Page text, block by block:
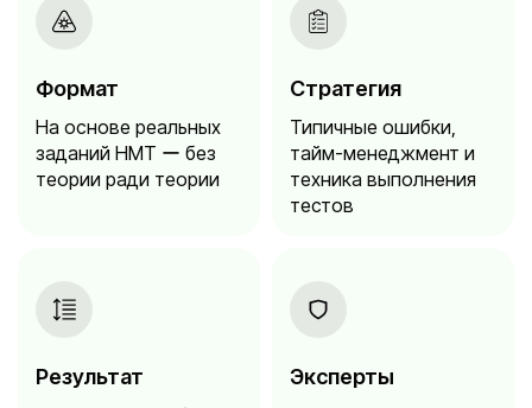
Формат
На основе реальных
заданий НМТ ー без
теории ради теории
Стратегия
Типичные ошибки,
тайм-менеджмент и
техника выполнения
тестов
Результат Эксперты